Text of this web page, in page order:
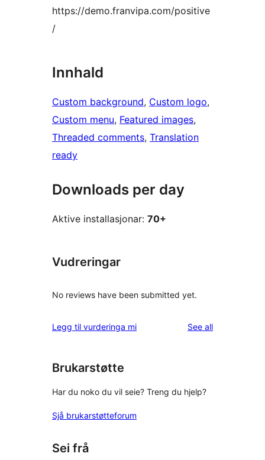
https://demo.franvipa.com/positive
/
Innhald
Custom background, Custom logo
Custom menu, Featured images
Threaded comments, Translation
ready
Downloads per day
Aktive installasjonar: 70+
Vudreringar
No reviews have been submitted yet.
Legg til vurderinga mi See allreviews
Brukarstøtte
Har du noko du vil seie? Treng du hjelp?
Sjå brukarstøtteforum
Sei frå